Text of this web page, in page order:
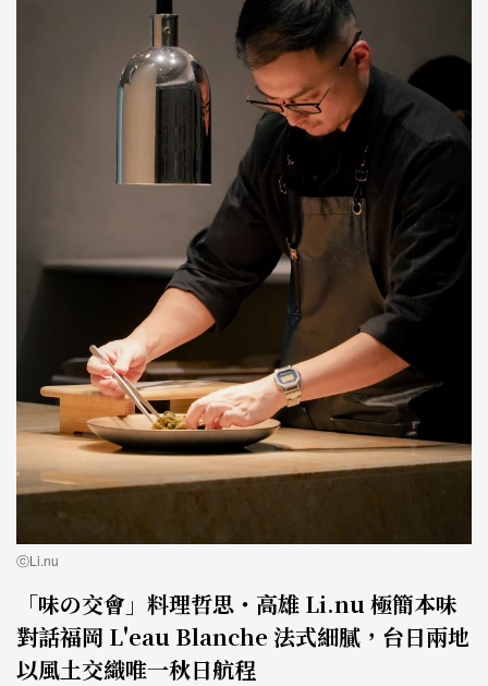
ⓒLi.nu
「味の交會」料理哲思・高雄 Li.nu 極簡本味
對話福岡 L'eau Blanche 法式細膩，台日兩地
以風土交織唯一秋日航程